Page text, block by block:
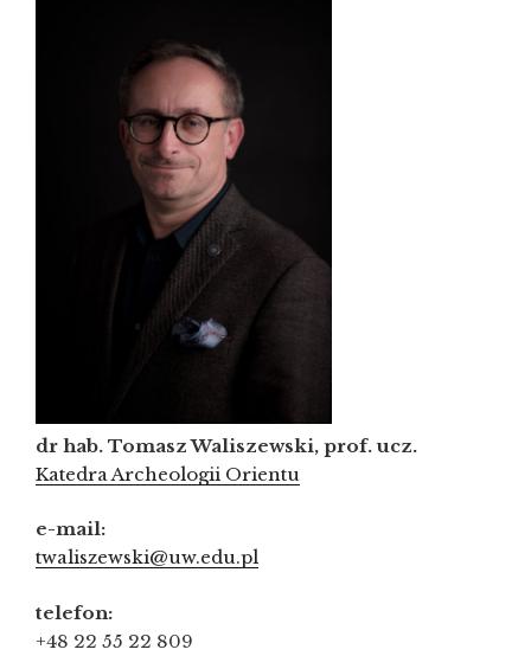
dr hab. Tomasz Waliszewski, prof. ucz.
Katedra Archeologii Orientu
e-mail:
twaliszewski@uw.edu.pl
telefon:
+48 22 55 22 809